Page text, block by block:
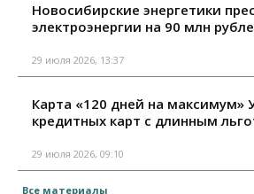
Новосибирские энергетики
электроэнергии на 90 млн
29 июля 2026, 13:37
Карта «120 дней на максимум»
кредитных карт с длинным
29 июля 2026, 09:10
Все материалы